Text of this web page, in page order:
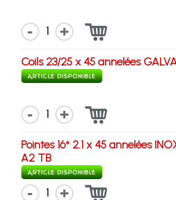
1
Coils 23/25 x 45 annelées
1
Pointes 16° 2.1 x 45 annelées
A2 TB
1